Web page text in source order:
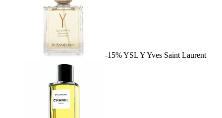
-15%YSL YYves Saint Laurent